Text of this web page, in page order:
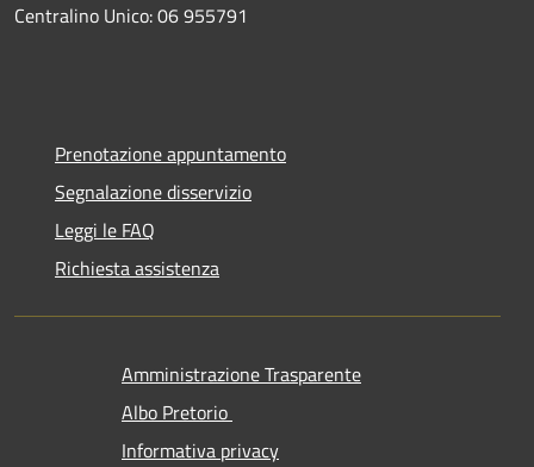
Centralino Unico: 06 955791
Prenotazione appuntamento
Segnalazione disservizio
Leggi le FAQ
Richiesta assistenza
Amministrazione Trasparente
Albo Pretorio
Informativa privacy